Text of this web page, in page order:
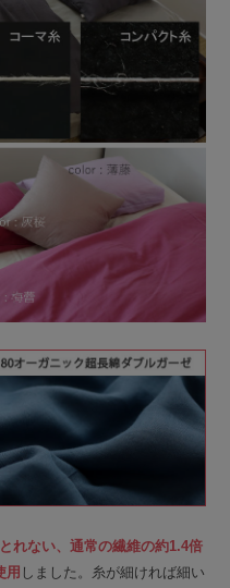
れない、通常の繊維の約1.4倍
用 しました。糸が細ければ細い